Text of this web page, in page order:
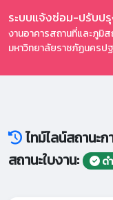
ระบบแจ้งซ่อม-ปรับป
งานอาคารสถานที่และภูมิ
มหาวิทยาลัยราชภัฏนครป
ไทม์ไลน์สถานะก
สถานะใบงาน:
ด